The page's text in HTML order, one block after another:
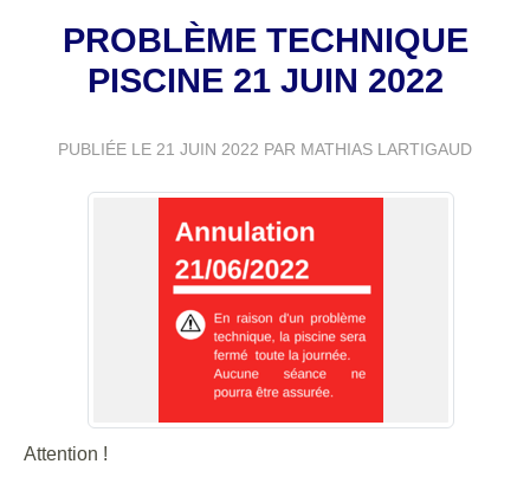
PROBLÈME TECHNIQUE
PISCINE 21 JUIN 2022
PUBLIÉE LE 21 JUIN 2022 PAR MATHIAS LARTIGAUD
Attention !